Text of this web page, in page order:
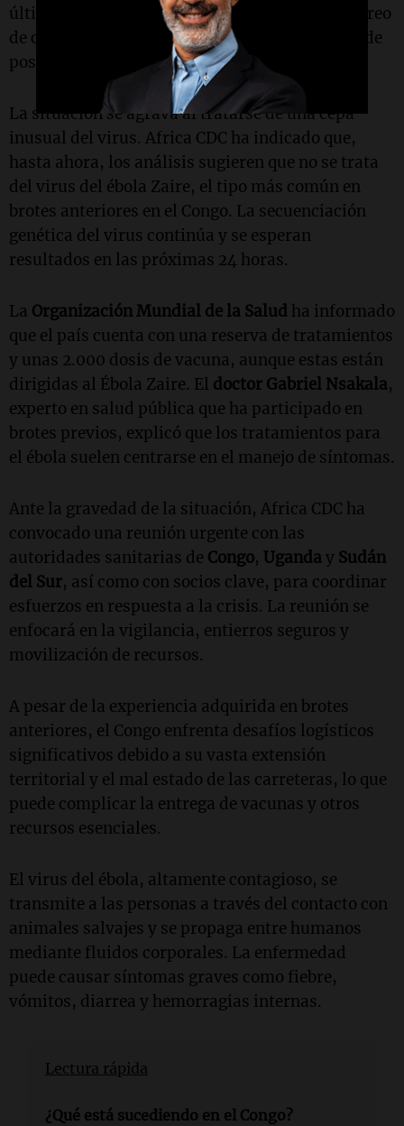
último año. Además, hay deficiencias en el rastreo
de contactos, lo que complica la identificación de
posibles expuestos al virus.
La situación se agrava al tratarse de una cepa
inusual del virus. Africa CDC ha indicado que,
hasta ahora, los análisis sugieren que no se trata
del virus del ébola Zaire, el tipo más común en
brotes anteriores en el Congo. La secuenciación
genética del virus continúa y se esperan
resultados en las próximas 24 horas.
La Organización Mundial de la Salud ha informado
que el país cuenta con una reserva de tratamientos
y unas 2.000 dosis de vacuna, aunque estas están
dirigidas al Ébola Zaire. El doctor Gabriel Nsakala,
experto en salud pública que ha participado en
brotes previos, explicó que los tratamientos para
el ébola suelen centrarse en el manejo de síntomas.
Ante la gravedad de la situación, Africa CDC ha
convocado una reunión urgente con las
autoridades sanitarias de Congo, Uganda y Sudán
del Sur, así como con socios clave, para coordinar
esfuerzos en respuesta a la crisis. La reunión se
enfocará en la vigilancia, entierros seguros y
movilización de recursos.
A pesar de la experiencia adquirida en brotes
anteriores, el Congo enfrenta desafíos logísticos
significativos debido a su vasta extensión
territorial y el mal estado de las carreteras, lo que
puede complicar la entrega de vacunas y otros
recursos esenciales.
El virus del ébola, altamente contagioso, se
transmite a las personas a través del contacto con
animales salvajes y se propaga entre humanos
mediante fluidos corporales. La enfermedad
puede causar síntomas graves como fiebre,
vómitos, diarrea y hemorragias internas.
Lectura rápida
¿Qué está sucediendo en el Congo?